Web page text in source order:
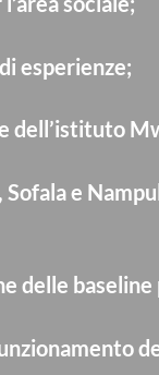
esperienze;
dell’istituto
e
delle